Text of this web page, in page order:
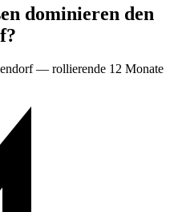
dominieren den
— rollierende 12 Monate